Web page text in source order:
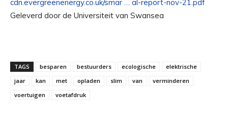
cdn.evergreenenergy.co.uk/smar … al-report-nov-21.pdf
Geleverd door de Universiteit van Swansea
TAGS besparen bestuurders ecologische
elektrische
jaar
kan met opladen slim van
verminderen
voertuigen
voetafdruk